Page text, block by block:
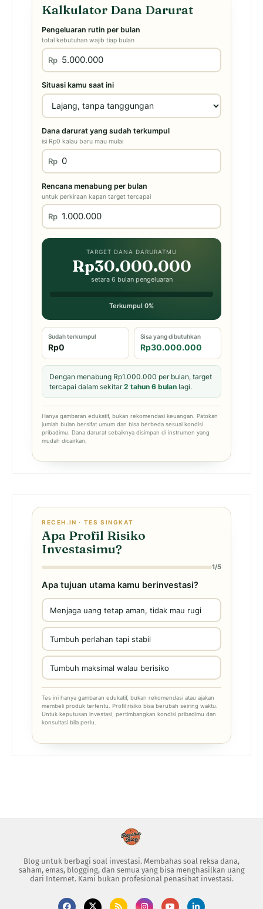
Kalkulator Dana Darurat
Pengeluaran rutin per bulan
total kebutuhan wajib tiap bulan
Rp
Situasi kamu saat ini
Dana darurat yang sudah terkumpul
isi Rp0 kalau baru mau mulai
Rp
Rencana menabung per bulan
untuk perkiraan kapan target tercapai
Rp
TARGET DANA DARURATMU
Rp30.000.000
setara 6 bulan pengeluaran
Terkumpul 0%
Sudah terkumpul
Rp0
Sisa yang dibutuhkan
Rp30.000.000
Dengan menabung Rp1.000.000 per bulan, target
tercapai dalam sekitar2 tahun 6 bulan lagi.
Hanya gambaran edukatif, bukan rekomendasi keuangan. Patokan
jumlah bulan bersifat umum dan bisa berbeda sesuai kondisi
pribadimu. Dana darurat sebaiknya disimpan di instrumen yang
mudah dicairkan.
RECEH.IN · TES SINGKAT
Apa Profil Risiko
Investasimu?
1/5
Apa tujuan utama kamu berinvestasi?
Menjaga uang tetap aman, tidak mau rugi
Tumbuh perlahan tapi stabil
Tumbuh maksimal walau berisiko
Tes ini hanya gambaran edukatif, bukan rekomendasi atau ajakan
membeli produk tertentu. Profil risiko bisa berubah seiring waktu.
Untuk keputusan investasi, pertimbangkan kondisi pribadimu dan
konsultasi bila perlu.
Blog untuk berbagi soal investasi. Membahas soal reksa dana,
saham, emas, blogging, dan semua yang bisa menghasilkan uang
dari Internet. Kami bukan profesional penasihat investasi.